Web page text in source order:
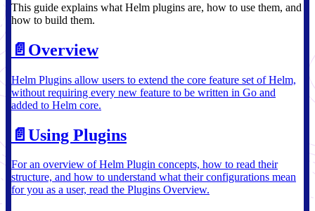
This guide explains what Helm plugins are, how to use them, and
how to build them.
📄️ Overview
Helm Plugins allow users to extend the core feature set of Helm,
without requiring every new feature to be written in Go and
added to Helm core.
📄️ Using Plugins
For an overview of Helm Plugin concepts, how to read their
structure, and how to understand what their configurations mean
for you as a user, read the Plugins Overview.